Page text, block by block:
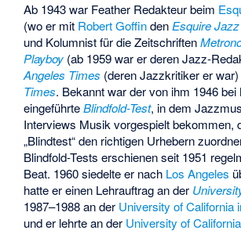
Ab 1943 war Feather Redakteur beim
(wo er mit Robert Goffinden Esquire
und Kolumnist für die Zeitschriften
Playboy (ab 1959 war er deren Jazz-
Angeles Times (deren Jazzkritiker er
Times. Bekannt war der von ihm 1946
eingeführteBlindfold-Test, in dem
Interviews Musik vorgespielt bekommen,
„Blindtest“ den richtigen Urhebern
Blindfold-Tests erschienen seit 1951
Beat. 1960 siedelte er nach Los Angeles
hatte er einen Lehrauftrag an der
1987–1988 an der University of California
und er lehrte an der University of